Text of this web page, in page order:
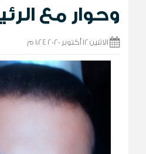
وحوار مع
الاثنين 12 أكتوبر 2020 1:24 م